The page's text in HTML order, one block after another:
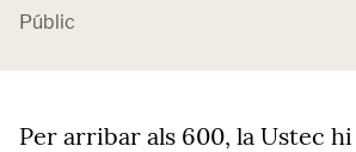
Públic
Per arribar als 600, la Ustec